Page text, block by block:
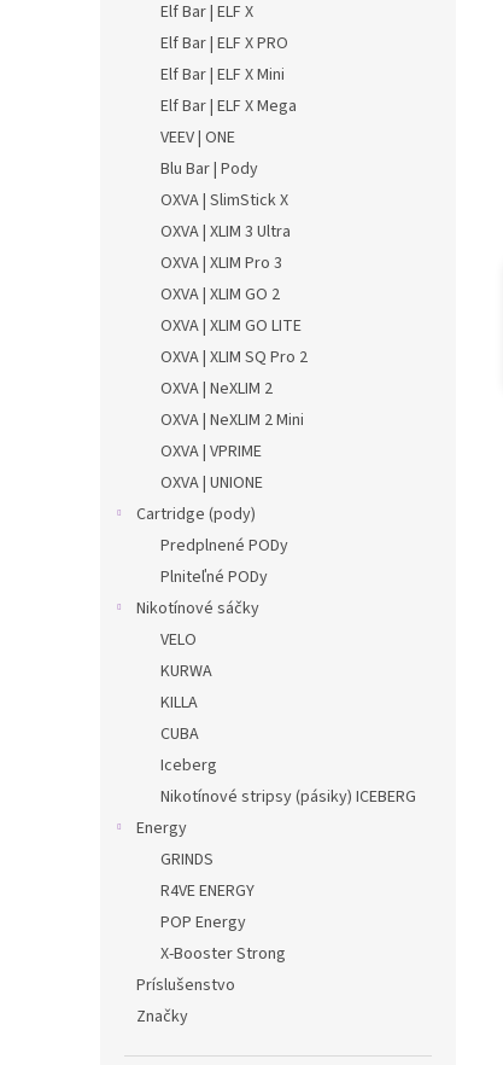
Elf Bar | ELF X
Elf Bar | ELF X PRO
Elf Bar | ELF X Mini
Elf Bar | ELF X Mega
VEEV | ONE
Blu Bar | Pody
OXVA | SlimStick X
OXVA | XLIM 3 Ultra
OXVA | XLIM Pro 3
OXVA | XLIM GO 2
OXVA | XLIM GO LITE
OXVA | XLIM SQ Pro 2
OXVA | NeXLIM 2
OXVA | NeXLIM 2 Mini
OXVA | VPRIME
OXVA | UNIONE
Cartridge (pody)
Predplnené PODy
Plniteľné PODy
Nikotínové sáčky
VELO
KURWA
KILLA
CUBA
Iceberg
Nikotínové stripsy (pásiky) ICEBERG
Energy
GRINDS
R4VE ENERGY
POP Energy
X-Booster Strong
Príslušenstvo
Značky